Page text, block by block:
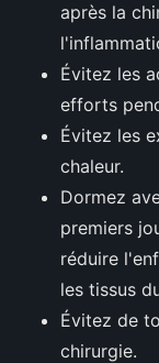
après la
Évitez les
efforts
Évitez les
chaleur.
Dormez
premiers
réduire
les tissus
Évitez de
chirurgie.